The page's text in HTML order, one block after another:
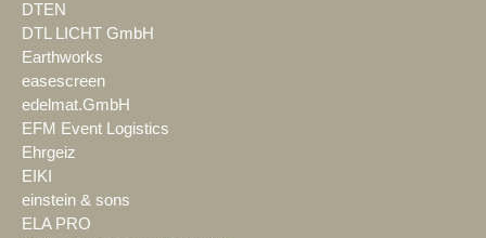
DTEN
DTL LICHT GmbH
Earthworks
easescreen
edelmat.GmbH
EFM Event Logistics
Ehrgeiz
EIKI
einstein & sons
ELA PRO